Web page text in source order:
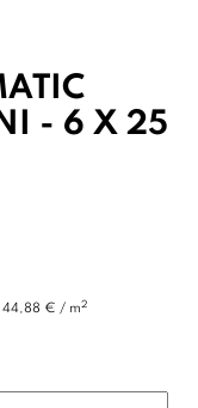
- 6 X 25
44,88 € / m2